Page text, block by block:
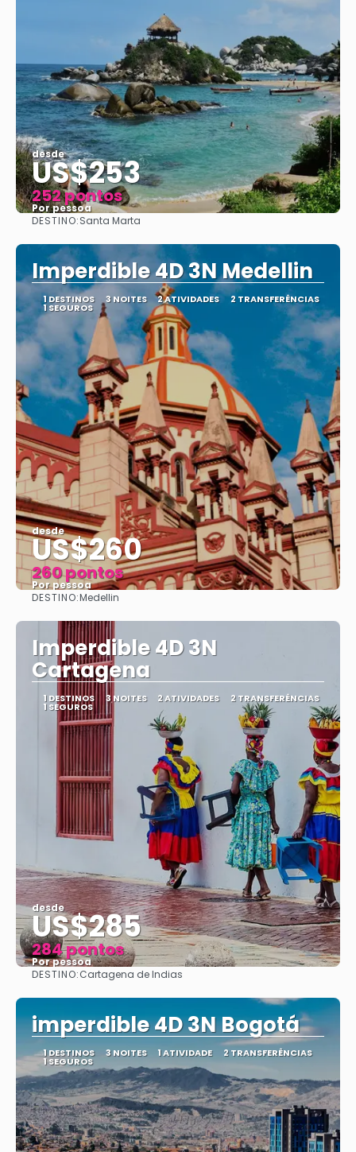
desde
US$253
252 pontos
Por pessoa
DESTINO:Santa Marta
Imperdible 4D 3N Medellin
1 DESTINOS 3 NOITES 2 ATIVIDADES 2 TRANSFERÊNCIAS
1 SEGUROS
desde
US$260
260 pontos
Por pessoa
DESTINO:Medellin
Imperdible 4D 3N
Cartagena
1 DESTINOS 3 NOITES 2 ATIVIDADES 2 TRANSFERÊNCIAS
1 SEGUROS
desde
US$285
284 pontos
Por pessoa
Vejo
DESTINO:Cartagena de Indias
imperdible 4D 3N Bogotá
1 DESTINOS 3 NOITES 1 ATIVIDADE 2 TRANSFERÊNCIAS
1 SEGUROS